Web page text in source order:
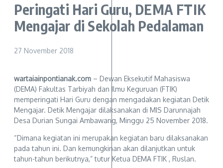
Peringati Hari Guru, DEMA FTIK
Mengajar di Sekolah Pedalaman
27 November 2018
wartaiainpontianak.com – Dewan Eksekutif Mahasiswa
(DEMA) Fakultas Tarbiyah dan Ilmu Keguruan (FTIK)
memperingati Hari Guru dengan mengadakan kegiatan Detik
Mengajar. Detik Mengajar dilaksanakan di MIS Darunnajah
Desa Durian Sungai Ambawang, Minggu 25 November 2018.
“Dimana kegiatan ini merupakan kegiatan baru dilaksanakan
pada tahun ini. Dan kemungkinan akan dilanjutkan untuk
tahun-tahun berikutnya,” tutur Ketua DEMA FTIK , Ruslan.